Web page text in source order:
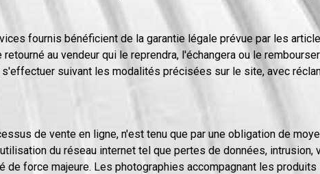
fournis bénéficient de la garantie légale prévue par les
au vendeur qui le reprendra, l'échangera ou le
suivant les modalités précisées sur le site, avec
de vente en ligne, n'est tenu que par une obligation de
du réseau internet tel que pertes de données,
de force majeure. Les photographies accompagnant les